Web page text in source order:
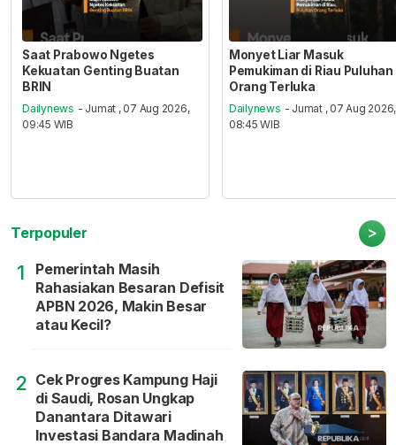
Saat Prabowo Ngetes
Kekuatan Genting Buatan
BRIN
Dailynews - Jumat , 07 Aug 2026,
09:45 WIB
Monyet Liar Masuk
Pemukiman di Riau Puluhan
Orang Terluka
Dailynews - Jumat , 07 Aug 2026,
08:45 WIB
Terpopuler >
1
Pemerintah Masih
Rahasiakan Besaran Defisit
APBN 2026, Makin Besar
atau Kecil?
2 Cek Progres Kampung Haji
di Saudi, Rosan Ungkap
Danantara Ditawari
Investasi Bandara Madinah